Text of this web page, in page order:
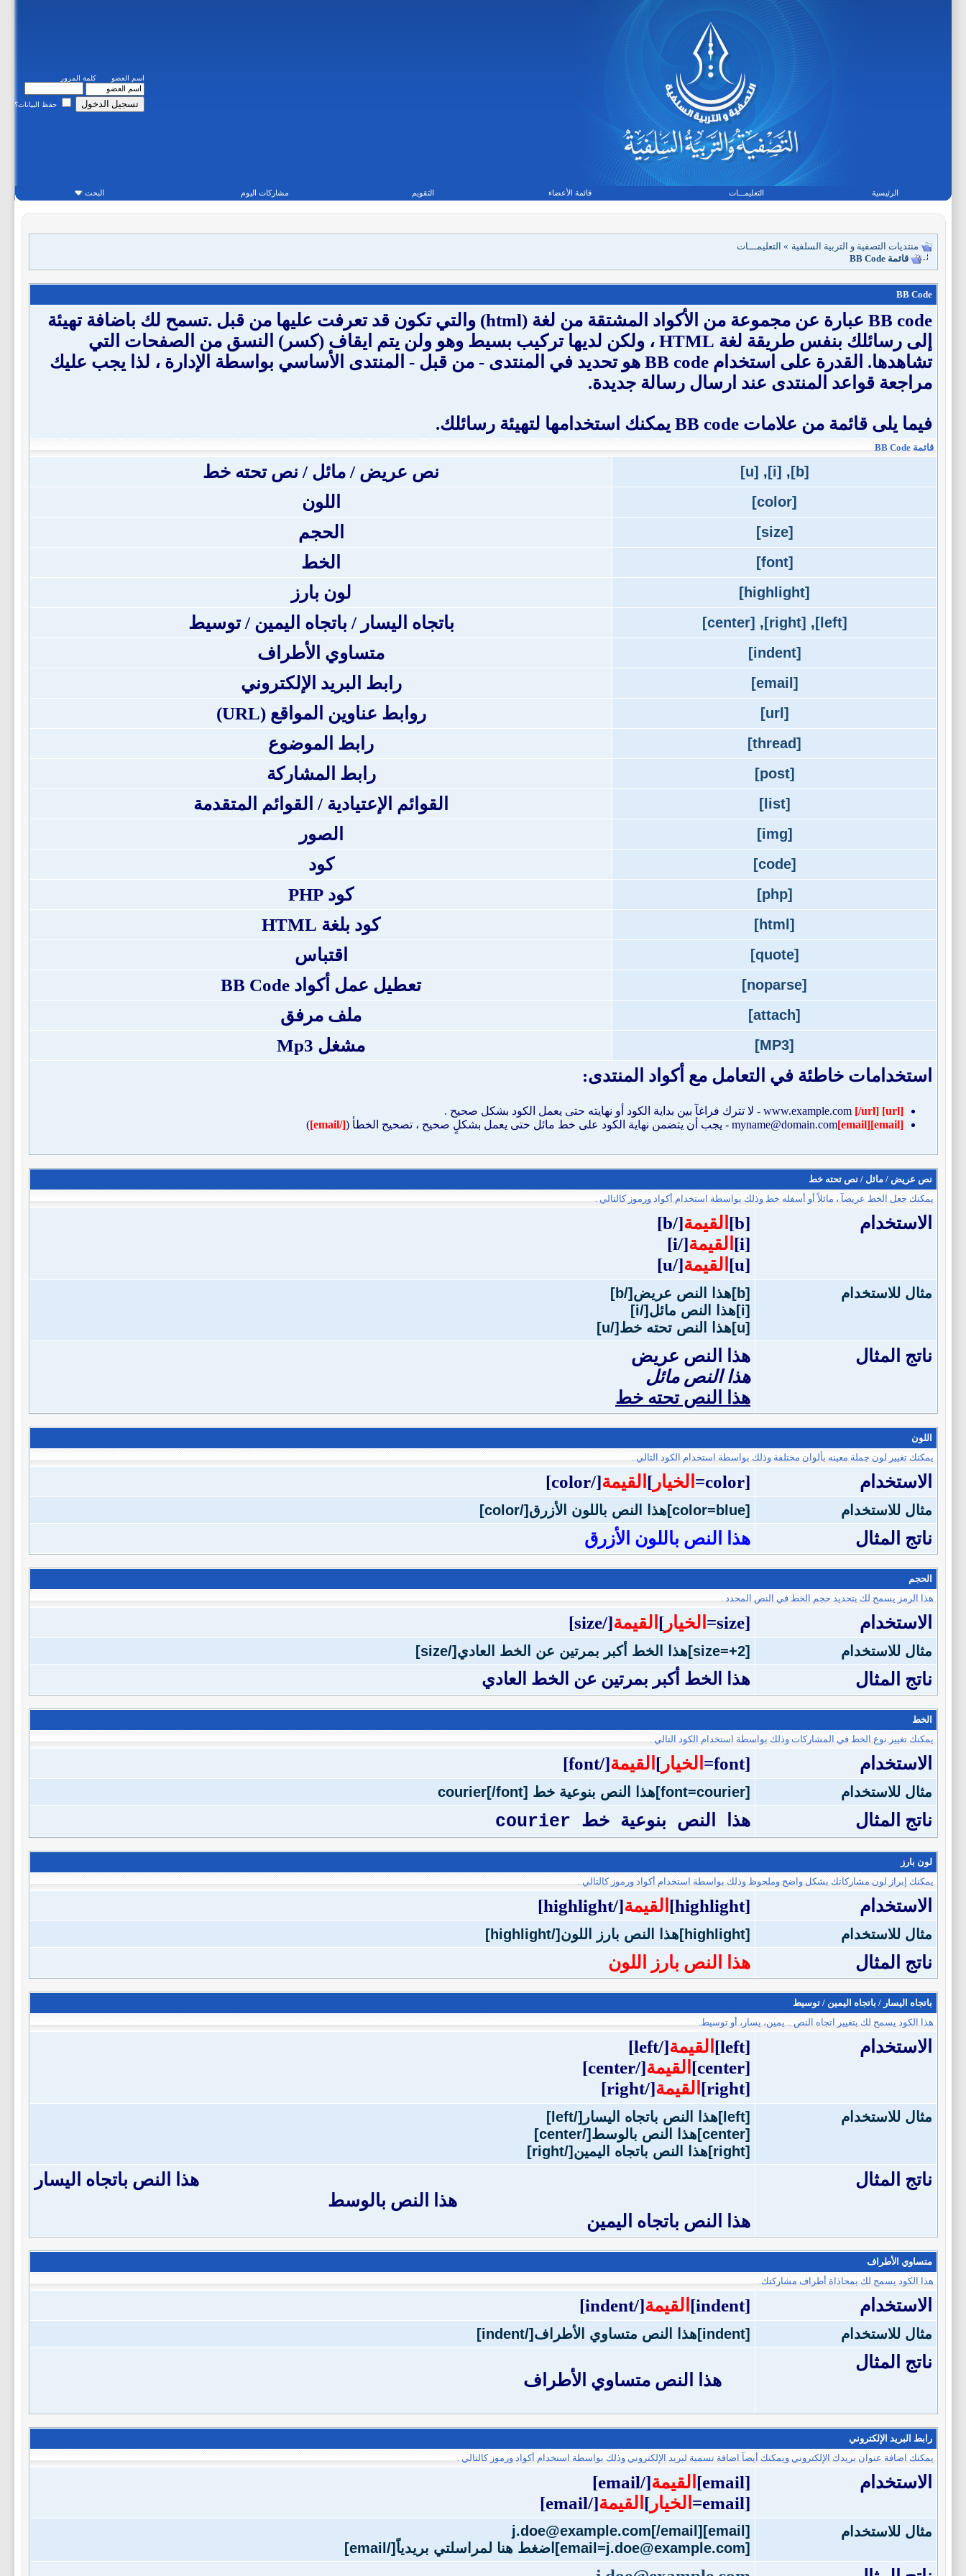
اسم العضو كلمة المرور
حفظ البيانات؟
الرئيسية التعليمـــات قائمة الأعضاء التقويم مشاركات اليوم البحث
منتديات التصفية و التربية السلفية » التعليمـــات
قائمة BB Code
BB Code
BB code عبارة عن مجموعة من الأكواد المشتقة من لغة (html) والتي تكون قد تعرفت عليها من قبل .تسمح لك باضافة تهيئة
إلى رسائلك بنفس طريقة لغة HTML ، ولكن لديها تركيب بسيط وهو ولن يتم ايقاف (كسر) النسق من الصفحات التي
تشاهدها. القدرة على استخدام BB code هو تحديد في المنتدى - من قبل - المنتدى الأساسي بواسطة الإدارة ، لذا يجب عليك
مراجعة قواعد المنتدى عند ارسال رسالة جديدة.
فيما يلى قائمة من علامات BB code يمكنك استخدامها لتهيئة رسائلك.
قائمة BB Code
[b]
,
[i]
,
[u] نص عريض / مائل / نص تحته خط
[color] اللون
[size] الحجم
[font] الخط
[highlight] لون بارز
[left]
,
[right]
,
[center] باتجاه اليسار / باتجاه اليمين / توسيط
[indent] متساوي الأطراف
[email] رابط البريد الإلكتروني
[url] روابط عناوين المواقع (URL)
[thread] رابط الموضوع
[post] رابط المشاركة
[list] القوائم الإعتيادية / القوائم المتقدمة
[img] الصور
[code] كود
[php] كود PHP
[html] كود بلغة HTML
[quote] اقتباس
[noparse] تعطيل عمل أكواد BB Code
[attach] ملف مرفق
[MP3]
مشغل Mp3
استخدامات خاطئة في التعامل مع أكواد المنتدى:
[url]
[/url]
- لا تترك فراغآ بين بداية الكود أو نهايته حتى يعمل الكود بشكل صحيح .
[email]
myname@domain.com[email] - يجب أن يتضمن نهاية الكود على خط مائل حتى يعمل بشكلٍ صحيح ، تصحيح الخطأ ([/email]
)
نص عريض / مائل / نص تحته خط
يمكنك جعل الخط عريضآ ، مائلاً أو أسفله خط وذلك بواسطة استخدام أكواد ورموز كالتالي .
الاستخدام [b] القيمة[/b]
[i]
القيمة[/i]
[u]
القيمة[/u]
مثال للاستخدام
[b]هذا النص عريض[/b]
[i]هذا النص مائل[/i]
[u]هذا النص تحته خط[/u]
ناتج المثال
هذا النص عريض
هذا النص مائل
هذا النص تحته خط
اللون
يمكنك تغيير لون جملة معينه بألوان مختلفة وذلك بواسطة استخدام الكود التالي .
الاستخدام [color= الخيار ] القيمة[/color]
مثال للاستخدام [color=blue]هذا النص باللون الأزرق[/color]
ناتج المثال هذا النص باللون الأزرق
الحجم
هذا الرمز يسمح لك بتحديد حجم الخط في النص المحدد .
الاستخدام [size= الخيار ] القيمة[/size]
مثال للاستخدام [size=+2]هذا الخط أكبر بمرتين عن الخط العادي[/size]
ناتج المثال هذا الخط أكبر بمرتين عن الخط العادي
الخط
يمكنك تغيير نوع الخط في المشاركات وذلك بواسطة استخدام الكود التالي .
الاستخدام [font= الخيار ] القيمة[/font]
مثال للاستخدام [font=courier]هذا النص بنوعية خط courier[/font]
ناتج المثال هذا النص بنوعية خط courier
لون بارز
يمكنك إبراز لون مشاركاتك بشكل واضح وملحوظ وذلك بواسطة استخدام أكواد ورموز كالتالي .
الاستخدام [highlight] القيمة[/highlight]
مثال للاستخدام [highlight]هذا النص بارز اللون[/highlight]
ناتج المثال هذا النص بارز اللون
باتجاه اليسار / باتجاه اليمين / توسيط
هذا الكود يسمح لك بتغيير اتجاه النص .. يمين، يسار، أو توسيط.
الاستخدام [left] القيمة[/left]
[center]
القيمة[/center]
[right]
القيمة[/right]
مثال للاستخدام
[left]هذا النص باتجاه اليسار[/left]
[center]هذا النص بالوسط[/center]
[right]هذا النص باتجاه اليمين[/right]
ناتج المثال
هذا النص باتجاه اليسار
هذا النص بالوسط
هذا النص باتجاه اليمين
متساوي الأطراف
هذا الكود يسمح لك بمحاذاة أطراف مشاركتك.
الاستخدام [indent] القيمة[/indent]
مثال للاستخدام [indent]هذا النص متساوي الأطراف[/indent]
ناتج المثال
هذا النص متساوي الأطراف
رابط البريد الإلكتروني
يمكنك اضافة عنوان بريدك الإلكتروني ويمكنك أيضآ اضافة تسمية لبريد الإلكتروني وذلك بواسطة استخدام أكواد ورموز كالتالي .
الاستخدام [email] القيمة[/email]
[email=
الخيار ] القيمة[/email]
مثال للاستخدام
[email]j.doe@example.com[/email]
[email=j.doe@example.com]اضغط هنا لمراسلتي بريدياً[/email]